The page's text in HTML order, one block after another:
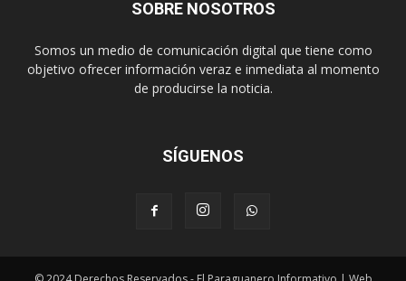
SOBRE NOSOTROS
Somos un medio de comunicación digital que tiene como
objetivo ofrecer información veraz e inmediata al momento
de producirse la noticia.
SÍGUENOS